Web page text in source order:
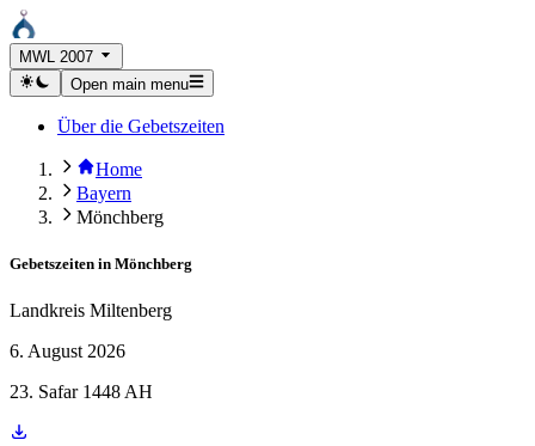
MWL 2007
Open main menu
Über die Gebetszeiten
Home
Bayern
Mönchberg
Gebetszeiten in Mönchberg
Landkreis Miltenberg
6. August 2026
23. Safar 1448 AH